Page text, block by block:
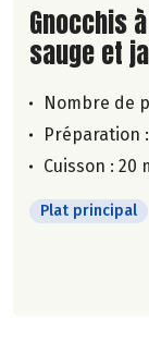
Lire la
Gnocchis
sauge et
Nombre de
Préparation
Cuisson : 20
Plat principal